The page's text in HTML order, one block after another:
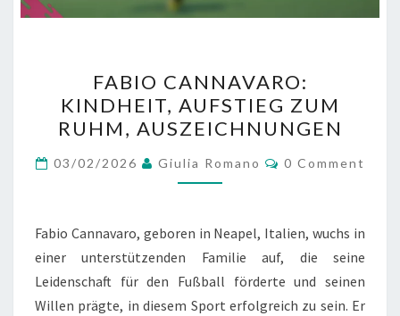
CANNAVARO:
KINDHEIT,
AUFSTIEG
ZUM
RUHM,
FABIO CANNAVARO:
KINDHEIT, AUFSTIEG ZUM
RUHM, AUSZEICHNUNGEN
03/02/2026 Giulia Romano Comments
0 Comment
Fabio Cannavaro, geboren in Neapel, Italien, wuchs in
einer unterstützenden Familie auf, die seine
Leidenschaft für den Fußball förderte und seinen
Willen prägte, in diesem Sport erfolgreich zu sein. Er